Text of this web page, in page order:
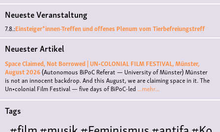
Neueste Veranstaltung
7.8.:Einsteiger*innen-Treffen und offenes Plenum vom Tierbefreiungstreff
Neuester Artikel
Space Claimed, Not Borrowed | UN•COLONIAL FILM FESTIVAL, Münster,
August 2026(Autonomous BiPoC Referat — University of Münster)Münster
is not an innocent backdrop. And this August, we are claiming space in it. The
Un•colonial Film Festival — five days of BiPoC-led ...mehr...
Tags